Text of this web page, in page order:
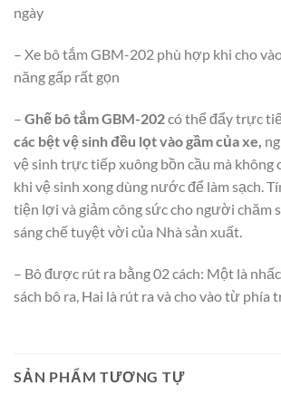
ngày
– Xe bô tắm GBM-202 phù hợp khi cho
năng gấp rất gọn
– Ghế bô tắm GBM-202có thể đẩy trực
các bệt vệ sinh đều lọt vào gầm của xe,
vệ sinh trực tiếp xuông bồn cầu mà không
khi vệ sinh xong dùng nước để làm sạch.
tiện lợi và giảm công sức cho người chăm
sáng chế tuyệt vời của Nhà sản xuất.
– Bô được rút ra bằng 02 cách: Một là
sách bô ra, Hai là rút ra và cho vào từ phía
SẢN PHẨM TƯƠNG TỰ